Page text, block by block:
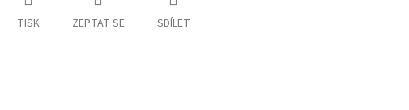
TISK ZEPTAT SE SDÍLET